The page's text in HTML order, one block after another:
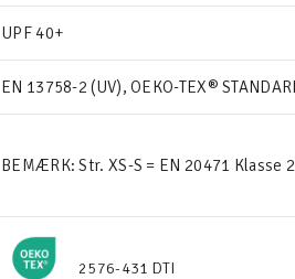
UPF 40+
EN 13758-2 (UV), OEKO-TEX®
BEMÆRK: Str. XS-S = EN 20471 Klasse 2
2576-431 DTI